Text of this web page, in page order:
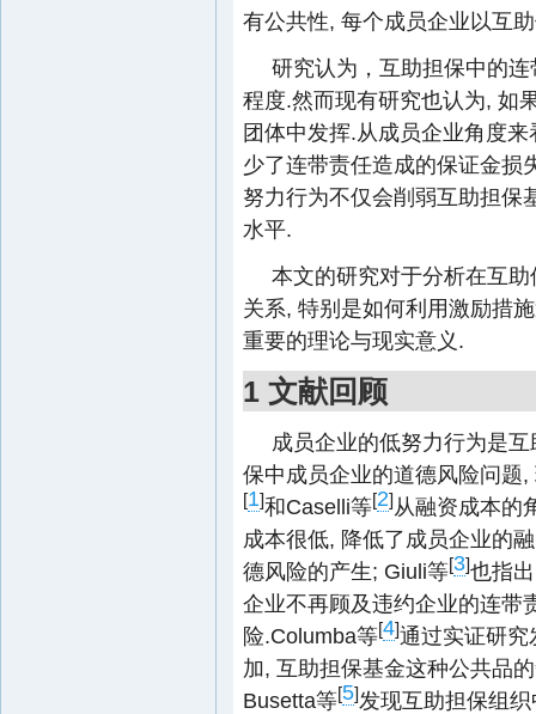
有公共性, 每个成员企业以互
研究认为，互助担保中的
程度.然而现有研究也认为, 如
团体中发挥.从成员企业角度
少了连带责任造成的保证金损
努力行为不仅会削弱互助担保
水平.
本文的研究对于分析在互
关系, 特别是如何利用激励措
重要的理论与现实意义.
1 文献回顾
成员企业的低努力行为是
保中成员企业的道德风险问题
[1]和Caselli等[2]从融资成本的
成本很低, 降低了成员企业的
德风险的产生; Giuli等[3]也指
企业不再顾及违约企业的连带
险.Columba等[4]通过实证研究
加, 互助担保基金这种公共品
Busetta等[5]发现互助担保组